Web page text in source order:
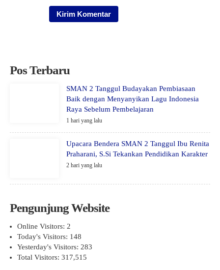
Pos Terbaru
SMAN 2 Tanggul Budayakan Pembiasaan
Baik dengan Menyanyikan Lagu Indonesia
Raya Sebelum Pembelajaran
1 hari yang lalu
Upacara Bendera SMAN 2 Tanggul Ibu Renita
Praharani, S.Si Tekankan Pendidikan Karakter
2 hari yang lalu
Pengunjung Website
Online Visitors: 2
Today's Visitors: 148
Yesterday's Visitors: 283
Total Visitors: 317,515